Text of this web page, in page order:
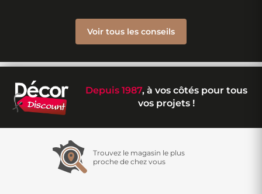
Voir tous les conseils
Depuis 1987, à vos côtés pour tous
vos projets !
Trouvez le magasin le plus
proche de chez vous